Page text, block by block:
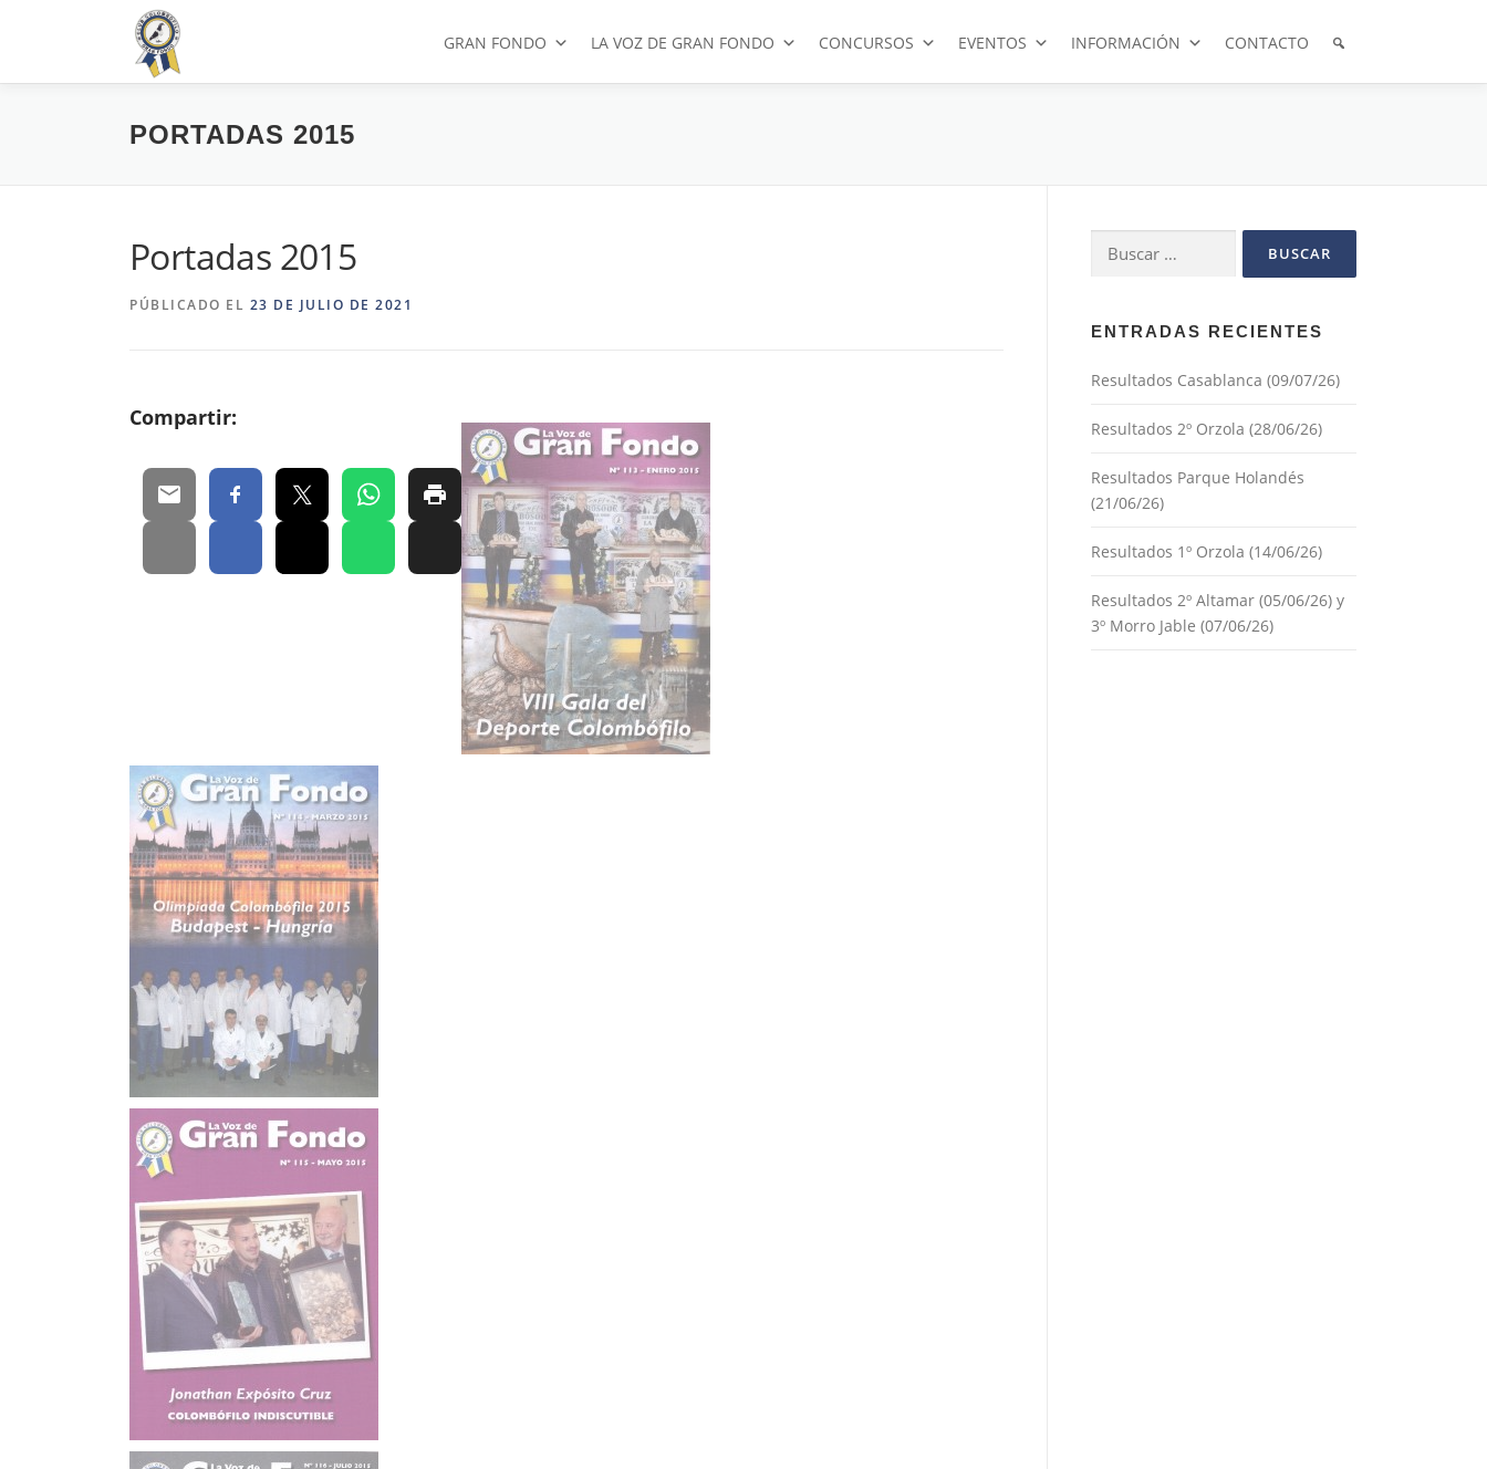
GRAN FONDO LA VOZ DE GRAN FONDO CONCURSOS EVENTOS INFORMACIÓN CONTACTO
PORTADAS 2015
Portadas 2015
PÚBLICADO EL 23 DE JULIO DE 2021
Compartir:
ENTRADAS RECIENTES
Resultados Casablanca (09/07/26)
Resultados 2º Orzola (28/06/26)
Resultados Parque Holandés
(21/06/26)
Resultados 1º Orzola (14/06/26)
Resultados 2º Altamar (05/06/26) y
3º Morro Jable (07/06/26)